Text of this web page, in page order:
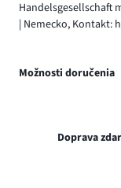
Handelsgesellschaft
| Nemecko,
Možnosti doručenia
Doprava